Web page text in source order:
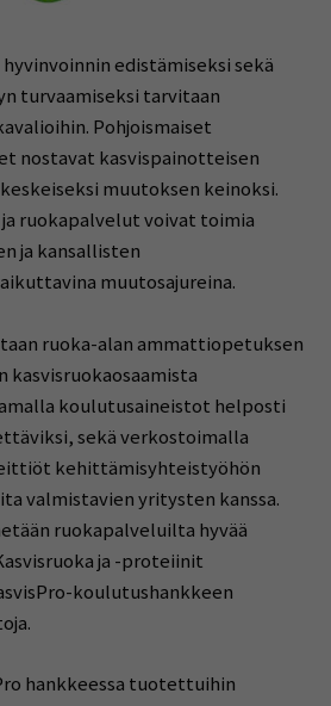
edistämiseksi sekä
turvaamiseksi tarvitaan
Pohjoismaiset
nostavat kasvispainotteisen
muutoksen keinoksi.
ruokapalvelut voivat toimia
ja kansallisten
muutosajureina.
ruoka-alan ammattiopetuksen
koulutusaineistot helposti
sekä verkostoimalla
kehittämisyhteistyöhön
valmistavien yritysten kanssa.
ruokapalveluilta hyvää
ja -proteiinit
koulutushankkeen
hankkeessa tuotettuihin